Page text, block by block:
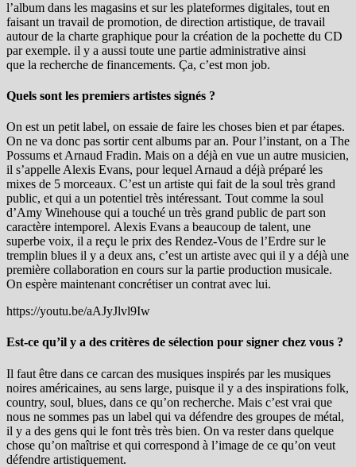
l’album dans les magasins et sur les plateformes digitales, tout en
faisant un travail de promotion, de direction artistique, de travail
autour de la charte graphique pour la création de la pochette du CD
par exemple. il y a aussi toute une partie administrative ainsi
que la recherche de financements. Ça, c’est mon job.
Quels sont les premiers artistes signés ?
On est un petit label, on essaie de faire les choses bien et par étapes.
On ne va donc pas sortir cent albums par an. Pour l’instant, on a The
Possums et Arnaud Fradin. Mais on a déjà en vue un autre musicien,
il s’appelle Alexis Evans, pour lequel Arnaud a déjà préparé les
mixes de 5 morceaux. C’est un artiste qui fait de la soul très grand
public, et qui a un potentiel très intéressant. Tout comme la soul
d’Amy Winehouse qui a touché un très grand public de part son
caractère intemporel. Alexis Evans a beaucoup de talent, une
superbe voix, il a reçu le prix des Rendez-Vous de l’Erdre sur le
tremplin blues il y a deux ans, c’est un artiste avec qui il y a déjà une
première collaboration en cours sur la partie production musicale.
On espère maintenant concrétiser un contrat avec lui.
https://youtu.be/aAJyJlvl9Iw
Est-ce qu’il y a des critères de sélection pour signer chez vous ?
Il faut être dans ce carcan des musiques inspirés par les musiques
noires américaines, au sens large, puisque il y a des inspirations folk,
country, soul, blues, dans ce qu’on recherche. Mais c’est vrai que
nous ne sommes pas un label qui va défendre des groupes de métal,
il y a des gens qui le font très très bien. On va rester dans quelque
chose qu’on maîtrise et qui correspond à l’image de ce qu’on veut
défendre artistiquement.